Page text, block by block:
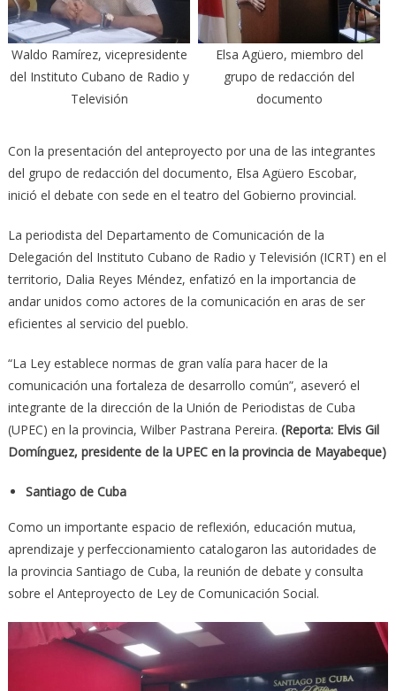
Waldo Ramírez, vicepresidente
del Instituto Cubano de Radio y
Televisión
Elsa Agüero, miembro del
grupo de redacción del
documento
Con la presentación del anteproyecto por una de las integrantes
del grupo de redacción del documento, Elsa Agüero Escobar,
inició el debate con sede en el teatro del Gobierno provincial.
La periodista del Departamento de Comunicación de la
Delegación del Instituto Cubano de Radio y Televisión (ICRT) en el
territorio, Dalia Reyes Méndez, enfatizó en la importancia de
andar unidos como actores de la comunicación en aras de ser
eficientes al servicio del pueblo.
“La Ley establece normas de gran valía para hacer de la
comunicación una fortaleza de desarrollo común”, aseveró el
integrante de la dirección de la Unión de Periodistas de Cuba
(UPEC) en la provincia, Wilber Pastrana Pereira. (Reporta: Elvis Gil
Domínguez, presidente de la UPEC en la provincia de Mayabeque)
Santiago de Cuba
Como un importante espacio de reflexión, educación mutua,
aprendizaje y perfeccionamiento catalogaron las autoridades de
la provincia Santiago de Cuba, la reunión de debate y consulta
sobre el Anteproyecto de Ley de Comunicación Social.